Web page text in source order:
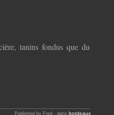
tanins fondus que du
Published by Fred -dans bordeaux